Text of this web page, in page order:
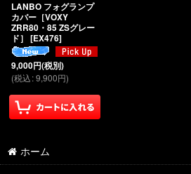
LANBO フォグランプ
カバー［VOXY
ZRR80・85 ZSグレー
ド］ [EX476]
9,000円(税別)
(税込:9,900円)
ホーム